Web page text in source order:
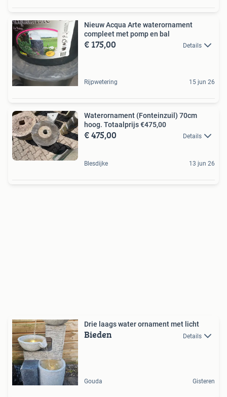
Nieuw Acqua Arte waterornament
compleet met pomp en bal
€ 175,00 Details
Rijpwetering 15 jun 26
Waterornament (Fonteinzuil) 70cm
hoog. Totaalprijs €475,00
€ 475,00 Details
Blesdijke 13 jun 26
Drie laags water ornament met licht
Bieden Details
Gouda Gisteren